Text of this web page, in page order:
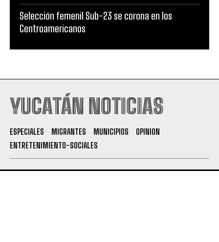
Selección femenil Sub-23 se corona en los
Centroamericanos
YUCATÁN NOTICIAS
ESPECIALES MIGRANTES MUNICIPIOS
OPINION
ENTRETENIMIENTO-SOCIALES